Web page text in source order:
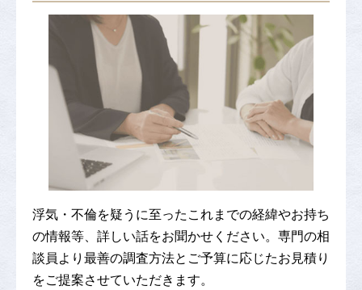
浮気・不倫を疑うに至ったこれまでの経緯やお持ち
の情報等、詳しい話をお聞かせください。専門の相
談員より最善の調査方法とご予算に応じたお見積り
をご提案させていただきます。